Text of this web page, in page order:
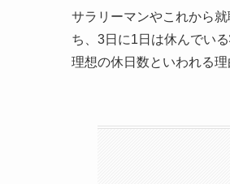
サラリーマンやこれから
ち、3日に1日は休んでい
理想の休日数といわれる